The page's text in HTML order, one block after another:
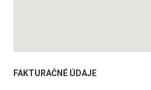
FAKTURAČNÉ ÚDAJE